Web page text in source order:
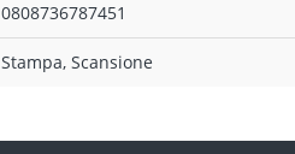
0808736787451
Stampa, Scansione